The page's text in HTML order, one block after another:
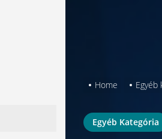
Home Egyéb
Egyéb Kategória